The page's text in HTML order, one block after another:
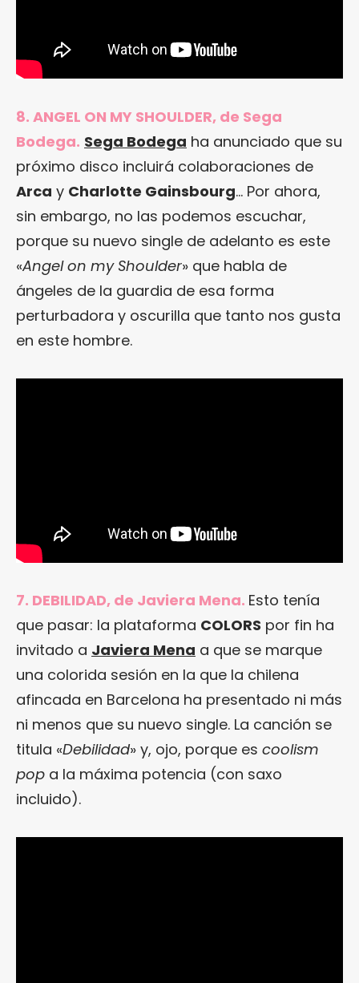
8. ANGEL ON MY SHOULDER, de Sega
Bodega. Sega Bodega ha anunciado que su
próximo disco incluirá colaboraciones de
Arca y Charlotte Gainsbourg… Por ahora,
sin embargo, no las podemos escuchar,
porque su nuevo single de adelanto es este
«Angel on my Shoulder» que habla de
ángeles de la guardia de esa forma
perturbadora y oscurilla que tanto nos gusta
en este hombre.
7. DEBILIDAD, de Javiera Mena. Esto tenía
que pasar: la plataforma COLORS por fin ha
invitado a Javiera Mena a que se marque
una colorida sesión en la que la chilena
afincada en Barcelona ha presentado ni más
ni menos que su nuevo single. La canción se
titula «Debilidad» y, ojo, porque es coolism
pop a la máxima potencia (con saxo
incluido).